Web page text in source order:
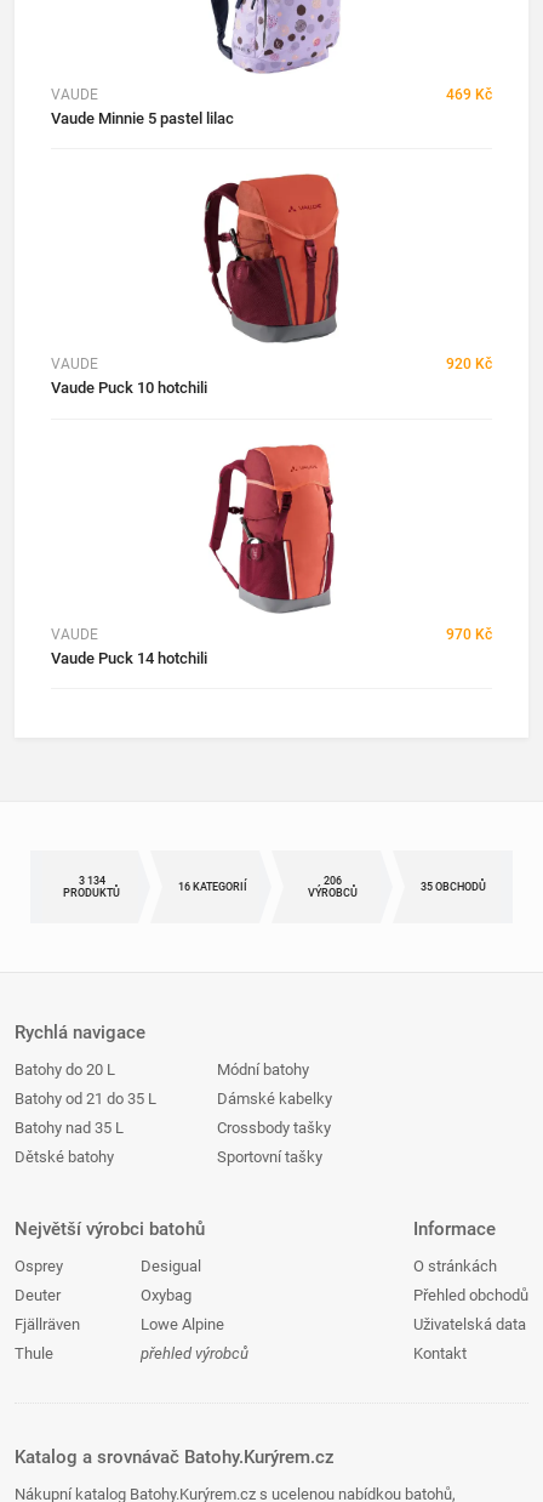
VAUDE 469 Kč
Vaude Minnie 5 pastel lilac
VAUDE 920 Kč
Vaude Puck 10 hotchili
VAUDE 970 Kč
Vaude Puck 14 hotchili
3 134
PRODUKTŮ
16 KATEGORIÍ
206
VÝROBCŮ
35 OBCHODŮ
Rychlá navigace
Batohy do 20 L
Batohy od 21 do 35 L
Batohy nad 35 L
Dětské batohy
Módní batohy
Dámské kabelky
Crossbody tašky
Sportovní tašky
Největší výrobci batohů
Osprey
Deuter
Fjällräven
Thule
Desigual
Oxybag
Lowe Alpine
přehled výrobců
Informace
O stránkách
Přehled obchodů
Uživatelská data
Kontakt
Katalog a srovnávač Batohy.Kurýrem.cz
Nákupní katalog Batohy.Kurýrem.cz s ucelenou nabídkou batohů,